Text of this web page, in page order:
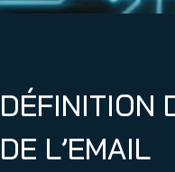
DÉFINITION
DE L’EMAIL